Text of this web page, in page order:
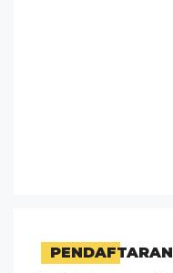
PENDAFTARAN